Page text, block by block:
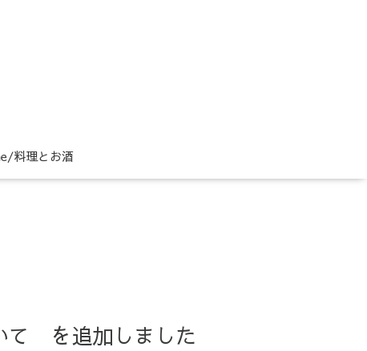
料理とお酒
て を追加しました